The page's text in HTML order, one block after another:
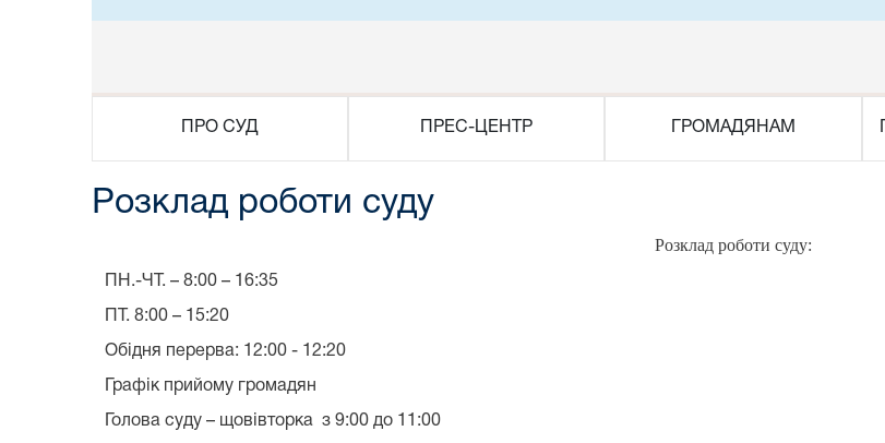
ПРО СУД ПРЕС-ЦЕНТР ГРОМАДЯНАМ
Розклад роботи суду
Розклад роботи суду:
ПН.-ЧТ. – 8:00 – 16:35
ПТ. 8:00 – 15:20
Обідня перерва: 12:00 - 12:20
Графік прийому громадян
Голова суду – щовівторка з 9:00 до 11:00